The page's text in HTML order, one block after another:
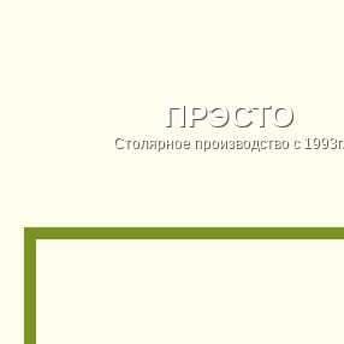
ПРЭСТО
Столярное производство с 1993г.